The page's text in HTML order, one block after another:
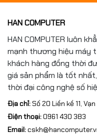
HAN COMPUTER
HAN COMPUTER luôn
mạnh thương hiệu máy
khách hàng đồng thời
giá sản phẩm là tốt
thời đại công nghệ số
Địa chỉ:Số 20 Liền kề 11,
Điện thoại:0961 430 383
Email: